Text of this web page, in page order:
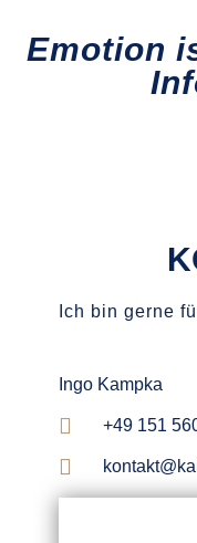
Emotion
Ich bin gerne
Ingo Kampka
‭+49 151